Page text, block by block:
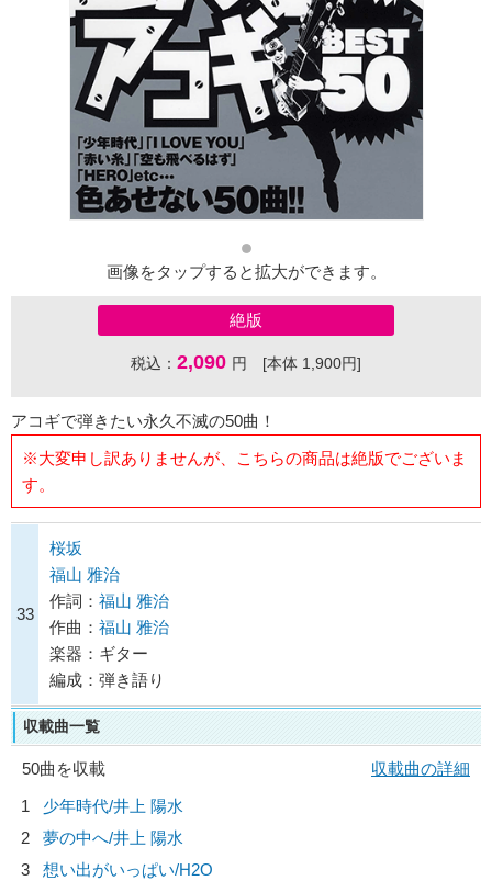
画像をタップすると拡大ができます。
絶版
税込： 2,090 円 [本体 1,900円]
アコギで弾きたい永久不滅の50曲！
※大変申し訳ありませんが、こちらの商品は絶版でございま
す。
33
桜坂
福山 雅治
作詞： 福山 雅治
作曲： 福山 雅治
楽器：ギター
編成：弾き語り
収載曲一覧
50曲を収載
収載曲の詳細
1
少年時代/井上 陽水
2
夢の中へ/井上 陽水
3
想い出がいっぱい/H2O